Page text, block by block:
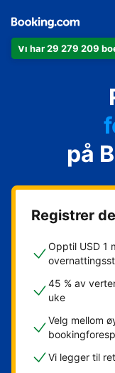
Vi har 29 279 209
på
Registrer
Opptil USD 1
45 % av
uke
Velg mellom
Vi legger til